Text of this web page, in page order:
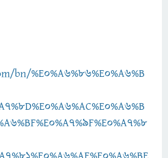
bn/%E0%A6%86%E0%A6%B